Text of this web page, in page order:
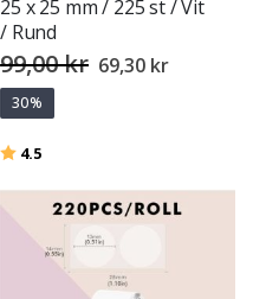
25 x 25 mm / 225 st / Vit
/ Rund
99,00 kr Special
Price
69,30 kr
30%
Betyg:
4.5